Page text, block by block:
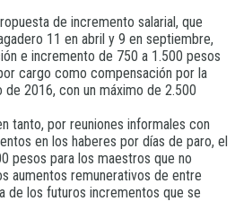
de incremento salarial, que
11 en abril y 9 en septiembre,
e incremento de 750 a 1.500 pesos
cargo como compensación por la
2016, con un máximo de 2.500
tanto, por reuniones informales con
en los haberes por días de paro, el
pesos para los maestros que no
aumentos remunerativos de entre
de los futuros incrementos que se